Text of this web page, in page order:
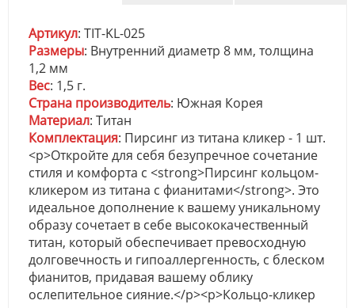
Артикул: TIT-KL-025
Размеры: Внутренний диаметр 8 мм, толщина
1,2 мм
Вес: 1,5 г.
Страна производитель: Южная Корея
Материал: Титан
Комплектация: Пирсинг из титана кликер - 1 шт.
<p>Откройте для себя безупречное сочетание
стиля и комфорта с <strong>Пирсинг кольцом-
кликером из титана с фианитами</strong>. Это
идеальное дополнение к вашему уникальному
образу сочетает в себе высококачественный
титан, который обеспечивает превосходную
долговечность и гипоаллергенность, с блеском
фианитов, придавая вашему облику
ослепительное сияние.</p><p>Кольцо-кликер